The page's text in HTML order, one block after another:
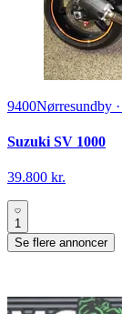
9400Nørresundby ·
Suzuki SV 1000
39.800 kr.
1
Se flere annoncer